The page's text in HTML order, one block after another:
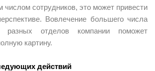
числом сотрудников, это может привести
Вовлечение большего числа
разных отделов компании поможет
картину.
действий